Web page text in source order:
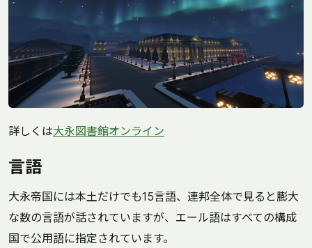
詳しくは大永図書館オンライン
言語
大永帝国には本土だけでも15言語、連邦全体で見ると膨大
な数の言語が話されていますが、エール語はすべての構成
国で公用語に指定されています。